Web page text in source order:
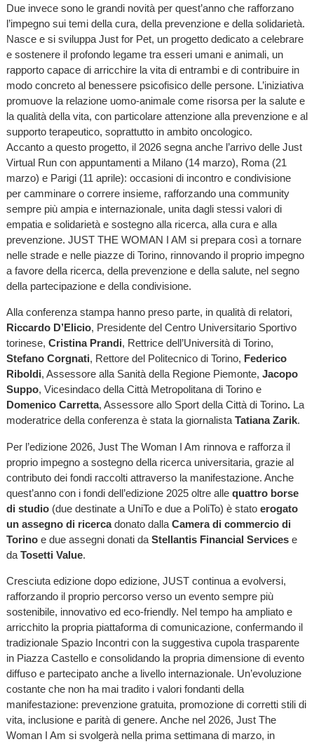
Due invece sono le grandi novità per quest’anno che rafforzano
l’impegno sui temi della cura, della prevenzione e della solidarietà.
Nasce e si sviluppa Just for Pet, un progetto dedicato a celebrare
e sostenere il profondo legame tra esseri umani e animali, un
rapporto capace di arricchire la vita di entrambi e di contribuire in
modo concreto al benessere psicofisico delle persone. L’iniziativa
promuove la relazione uomo-animale come risorsa per la salute e
la qualità della vita, con particolare attenzione alla prevenzione e al
supporto terapeutico, soprattutto in ambito oncologico.
Accanto a questo progetto, il 2026 segna anche l’arrivo delle Just
Virtual Run con appuntamenti a Milano (14 marzo), Roma (21
marzo) e Parigi (11 aprile): occasioni di incontro e condivisione
per camminare o correre insieme, rafforzando una community
sempre più ampia e internazionale, unita dagli stessi valori di
empatia e solidarietà e sostegno alla ricerca, alla cura e alla
prevenzione. JUST THE WOMAN I AM si prepara così a tornare
nelle strade e nelle piazze di Torino, rinnovando il proprio impegno
a favore della ricerca, della prevenzione e della salute, nel segno
della partecipazione e della condivisione.
Alla conferenza stampa hanno preso parte, in qualità di relatori,
Riccardo D’Elicio, Presidente del Centro Universitario Sportivo
torinese, Cristina Prandi, Rettrice dell’Università di Torino,
Stefano Corgnati, Rettore del Politecnico di Torino, Federico
Riboldi, Assessore alla Sanità della Regione Piemonte, Jacopo
Suppo, Vicesindaco della Città Metropolitana di Torino e
Domenico Carretta, Assessore allo Sport della Città di Torino. La
moderatrice della conferenza è stata la giornalista Tatiana Zarik.
Per l’edizione 2026, Just The Woman I Am rinnova e rafforza il
proprio impegno a sostegno della ricerca universitaria, grazie al
contributo dei fondi raccolti attraverso la manifestazione. Anche
quest’anno con i fondi dell’edizione 2025 oltre alle quattro borse
di studio (due destinate a UniTo e due a PoliTo) è stato erogato
un assegno di ricercadonato dalla Camera di commercio di
Torinoe due assegni donati da Stellantis Financial Servicese
da Tosetti Value.
Cresciuta edizione dopo edizione, JUST continua a evolversi,
rafforzando il proprio percorso verso un evento sempre più
sostenibile, innovativo ed eco-friendly. Nel tempo ha ampliato e
arricchito la propria piattaforma di comunicazione, confermando il
tradizionale Spazio Incontri con la suggestiva cupola trasparente
in Piazza Castello e consolidando la propria dimensione di evento
diffuso e partecipato anche a livello internazionale. Un’evoluzione
costante che non ha mai tradito i valori fondanti della
manifestazione: prevenzione gratuita, promozione di corretti stili di
vita, inclusione e parità di genere. Anche nel 2026, Just The
Woman I Am si svolgerà nella prima settimana di marzo, in